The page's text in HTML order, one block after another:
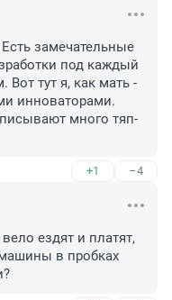
замечательные
под каждый
тут я, как мать -
инноваторами.
много тяп-
+1 –4
ездят и платят,
в пробках